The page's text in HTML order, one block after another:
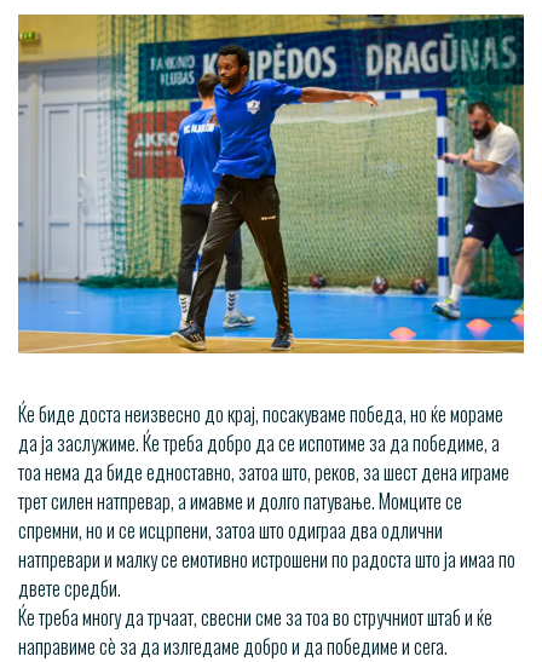
Ќе биде доста неизвесно до крај, посакуваме победа, но ќе мораме
да ја заслужиме. Ќе треба добро да се испотиме за да победиме, а
тоа нема да биде едноставно, затоа што, реков, за шест дена играме
трет силен натпревар, а имавме и долго патување. Момците се
спремни, но и се исцрпени, затоа што одиграа два одлични
натпревари и малку се емотивно истрошени по радоста што ја имаа по
двете средби.
Ќе треба многу да трчаат, свесни сме за тоа во стручниот штаб и ќе
направиме сѐ за да излгедаме добро и да победиме и сега.